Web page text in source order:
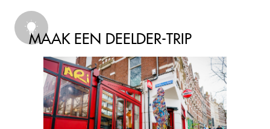
MAAK EEN DEELDER-TRIP